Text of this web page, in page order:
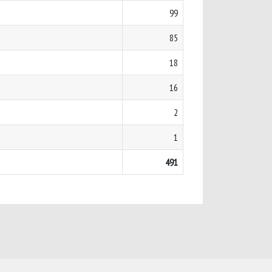
99
85
18
16
2
1
491